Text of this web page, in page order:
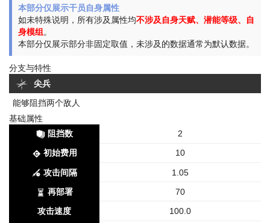
本部分仅展示干员自身属性
如未特殊说明，所有涉及属性均不涉及自身天赋、潜能等级、自
身模组 。
本部分仅展示部分非固定取值，未涉及的数据通常为默认数据。
分支与特性
尖兵
能够阻挡两个敌人
基础属性
阻挡数
2
初始费用 10
攻击间隔 1.05
再部署 70
攻击速度 100.0